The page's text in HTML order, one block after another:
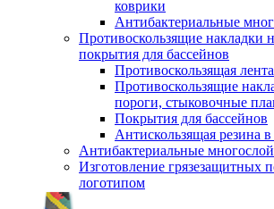
коврики
Антибактериальные
Противоскользящие накладки
покрытия для бассейнов
Противоскользящая лента
Противоскользящие
пороги, стыковочные
Покрытия для бассейнов
Антискользящая резина
Антибактериальные
Изготовление грязезащитных
логотипом